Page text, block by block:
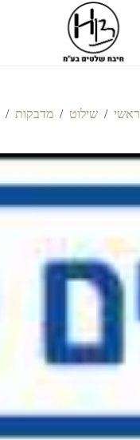
ראשי / שילוט / מדבקות /